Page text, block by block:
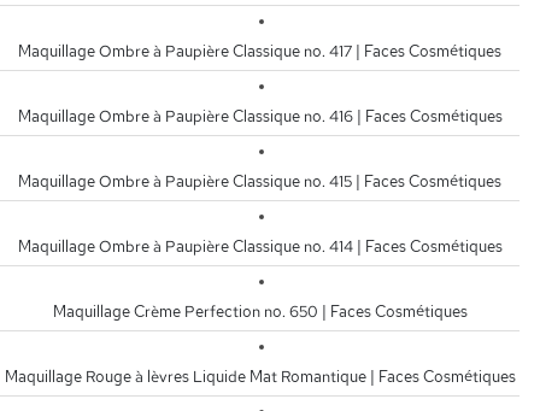
Maquillage Ombre à Paupière Classique no. 417 | Faces Cosmétiques
Maquillage Ombre à Paupière Classique no. 416 | Faces Cosmétiques
Maquillage Ombre à Paupière Classique no. 415 | Faces Cosmétiques
Maquillage Ombre à Paupière Classique no. 414 | Faces Cosmétiques
Maquillage Crème Perfection no. 650 | Faces Cosmétiques
Maquillage Rouge à lèvres Liquide Mat Romantique | Faces Cosmétiques